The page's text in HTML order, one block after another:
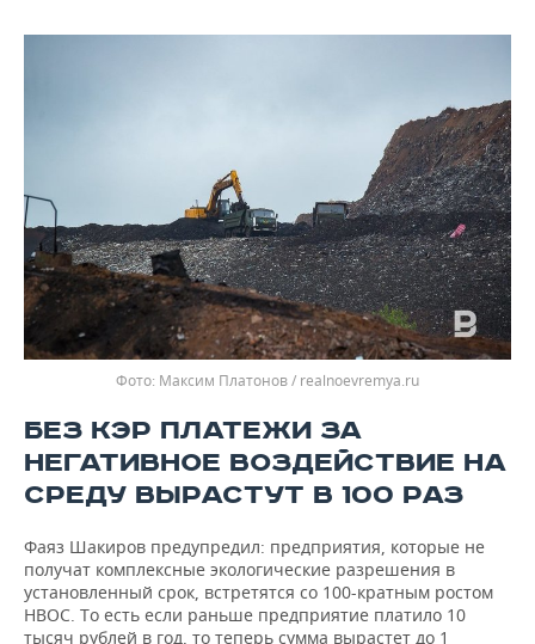
Максим Платонов / realnoevremya.ru
БЕЗ КЭР ПЛАТЕЖИ ЗА
НЕГАТИВНОЕ ВОЗДЕЙСТВИЕ НА
СРЕДУ ВЫРАСТУТ В 100 РАЗ
Фаяз Шакиров предупредил: предприятия, которые не
получат комплексные экологические разрешения в
установленный срок, встретятся со 100-кратным ростом
НВОС. То есть если раньше предприятие платило 10
тысяч рублей в год, то теперь сумма вырастет до 1